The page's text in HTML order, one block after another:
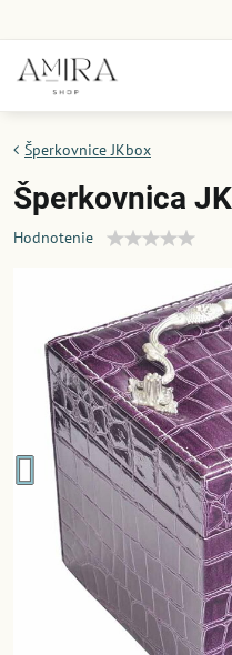
Šperkovnice JKbox
Šperkovnica
Hodnotenie